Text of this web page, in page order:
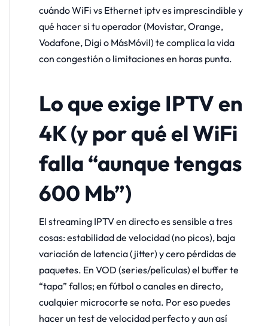
cuándo WiFi vs Ethernet iptv es imprescindible y
qué hacer si tu operador (Movistar, Orange,
Vodafone, Digi o MásMóvil) te complica la vida
con congestión o limitaciones en horas punta.
Lo que exige IPTV en
4K (y por qué el WiFi
falla “aunque tengas
600 Mb”)
El streaming IPTV en directo es sensible a tres
cosas: estabilidad de velocidad (no picos), baja
variación de latencia (jitter) y cero pérdidas de
paquetes. En VOD (series/películas) el buffer te
“tapa” fallos; en fútbol o canales en directo,
cualquier microcorte se nota. Por eso puedes
hacer un test de velocidad perfecto y aun así